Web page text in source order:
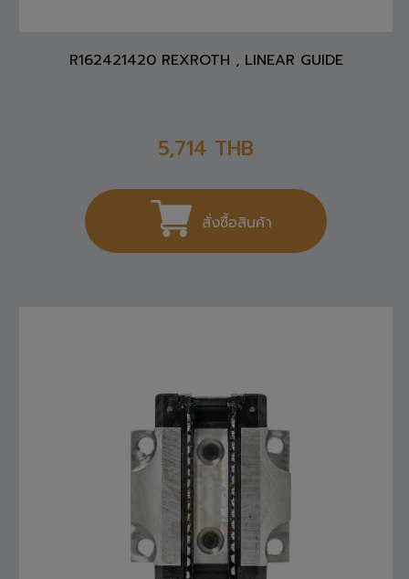
R162421420 REXROTH , LINEAR GUIDE
5,714 THB
สั่งซื้อสินค้า